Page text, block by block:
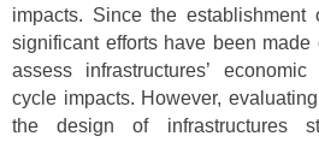
impacts. Since the establishment
significant efforts have been
assess infrastructures’
cycle impacts. However,
the design of infrastructures